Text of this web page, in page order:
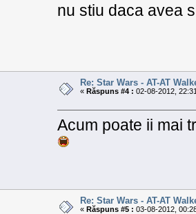
nu stiu daca avea
Re: Star Wars - AT-AT
« Răspuns #4 : 02-08-2012,
Acum poate ii mai
Re: Star Wars - AT-AT
« Răspuns #5 : 03-08-2012,